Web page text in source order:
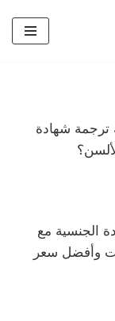
ترجمة شهادة
الجنسية مع
وأفضل سعر